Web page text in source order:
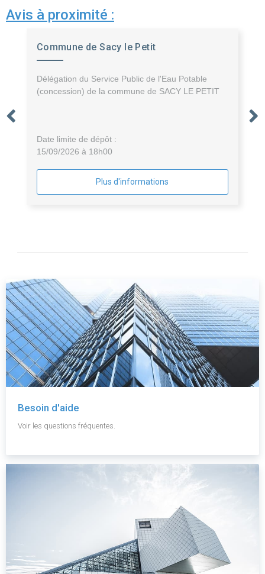
Avis à proximité :
Commune de Sacy le Petit
Délégation du Service Public de l'Eau Potable
(concession) de la commune de SACY LE PETIT
Date limite de dépôt :
15/09/2026 à 18h00
Plus d'informations
Besoin d'aide
Voir les questions fréquentes.